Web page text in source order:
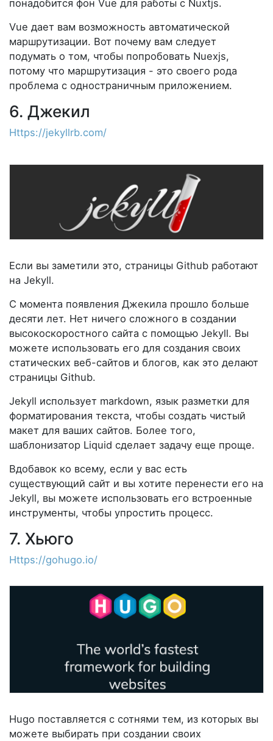
понадобится фон Vue для работы с Nuxtjs.
Vue дает вам возможность автоматической
маршрутизации. Вот почему вам следует
подумать о том, чтобы попробовать Nuexjs,
потому что маршрутизация - это своего рода
проблема с одностраничным приложением.
6. Джекил
Https://jekyllrb.com/
Если вы заметили это, страницы Github работают
на Jekyll.
С момента появления Джекила прошло больше
десяти лет. Нет ничего сложного в создании
высокоскоростного сайта с помощью Jekyll. Вы
можете использовать его для создания своих
статических веб-сайтов и блогов, как это делают
страницы Github.
Jekyll использует markdown, язык разметки для
форматирования текста, чтобы создать чистый
макет для ваших сайтов. Более того,
шаблонизатор Liquid сделает задачу еще проще.
Вдобавок ко всему, если у вас есть
существующий сайт и вы хотите перенести его на
Jekyll, вы можете использовать его встроенные
инструменты, чтобы упростить процесс.
7. Хьюго
Https://gohugo.io/
Hugo поставляется с сотнями тем, из которых вы
можете выбирать при создании своих